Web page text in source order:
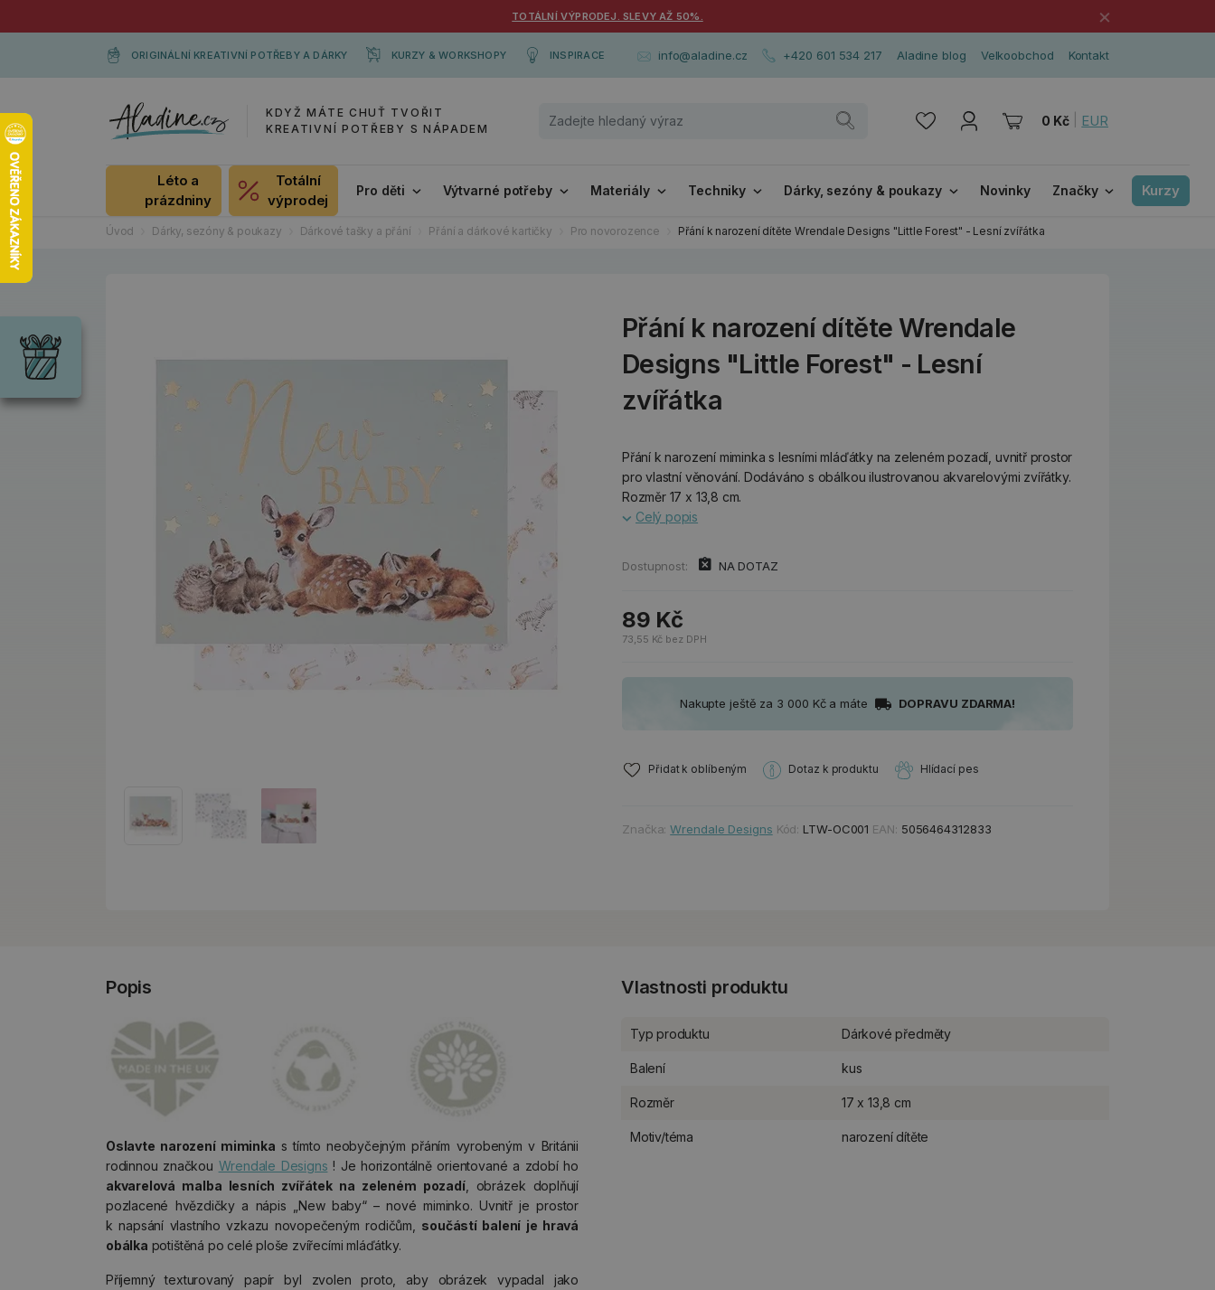
TOTÁLNÍ VÝPRODEJ. SLEVY AŽ 50%. ×
ORIGINÁLNÍ KREATIVNÍ POTŘEBY A DÁRKY KURZY & WORKSHOPY INSPIRACE info@aladine.cz +420 601 534 217 Aladine blog Velkoobchod Kontakt
KDYŽ MÁTE CHUŤ TVOŘIT
KREATIVNÍ POTŘEBY S NÁPADEM
0 Kč EUR
Léto a
prázdniny
Totální
výprodej
Pro děti Výtvarné potřeby Materiály Techniky Dárky, sezóny & poukazy Novinky Značky Kurzy
Úvod Dárky, sezóny & poukazy Dárkové tašky a přání Přání a dárkové kartičky Pro novorozence Přání k narození dítěte Wrendale Designs "Little Forest" - Lesní zvířátka
Přání k narození dítěte Wrendale
Designs "Little Forest" - Lesní
zvířátka
Přání k narození miminka s lesními mláďátky na zeleném pozadí, uvnitř prostor
pro vlastní věnování. Dodáváno s obálkou ilustrovanou akvarelovými zvířátky.
Rozměr 17 x 13,8 cm.
Celý popis
Dostupnost: NA DOTAZ
89 Kč
73,55 Kč bez DPH
Nakupte ještě za 3 000 Kč a máte DOPRAVU ZDARMA!
Přidat k oblíbeným Dotaz k produktu Hlídací pes
Značka:Wrendale Designs Kód: LTW-OC001 EAN: 5056464312833
Popis
Oslavte narození miminka s tímto neobyčejným přáním vyrobeným v Británii
rodinnou značkou Wrendale Designs ! Je horizontálně orientované a zdobí ho
akvarelová malba lesních zvířátek na zeleném pozadí, obrázek doplňují
pozlacené hvězdičky a nápis „New baby“ – nové miminko. Uvnitř je prostor
k napsání vlastního vzkazu novopečeným rodičům, součástí balení je hravá
obálka potištěná po celé ploše zvířecími mláďátky.
Příjemný texturovaný papír byl zvolen proto, aby obrázek vypadal jako
Vlastnosti produktu
Typ produktu Dárkové předměty
Balení kus
Rozměr 17 x 13,8 cm
Motiv/téma narození dítěte
Chci si vybrat